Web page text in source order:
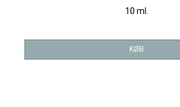
10 ml.
KØB